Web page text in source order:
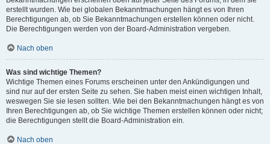
erstellt wurden. Wie bei globalen Bekanntmachungen hängt es von Ihren
Berechtigungen ab, ob Sie Bekanntmachungen erstellen können oder nicht.
Die Berechtigungen werden von der Board-Administration vergeben.
Nach oben
Was sind wichtige Themen?
Wichtige Themen eines Forums erscheinen unter den Ankündigungen und
sind nur auf der ersten Seite zu sehen. Sie haben meist einen wichtigen Inhalt,
weswegen Sie sie lesen sollten. Wie bei den Bekanntmachungen hängt es von
Ihren Berechtigungen ab, ob Sie wichtige Themen erstellen können oder nicht;
die Berechtigungen stellt die Board-Administration ein.
Nach oben